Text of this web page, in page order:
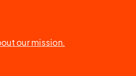
our mission.